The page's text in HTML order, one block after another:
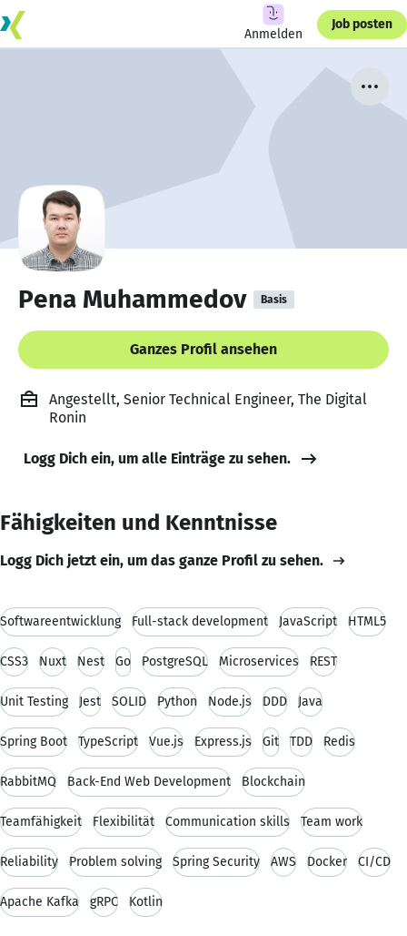
Anmelden
Job posten
Pena Muhammedov Basis
Ganzes Profil ansehen
Angestellt, Senior Technical Engineer, The Digital
Ronin
Logg Dich ein, um alle Einträge zu sehen.
Fähigkeiten und Kenntnisse
Logg Dich jetzt ein, um das ganze Profil zu sehen.
Softwareentwicklung Full-stack development JavaScript HTML5
CSS3 Nuxt Nest Go PostgreSQL Microservices REST
Unit Testing Jest SOLID Python Node.js DDD Java
Spring Boot TypeScript Vue.js Express.js Git TDD Redis
RabbitMQ Back-End Web Development Blockchain
Teamfähigkeit Flexibilität Communication skills Team work
Reliability Problem solving Spring Security AWS Docker CI/CD
Apache Kafka gRPC Kotlin